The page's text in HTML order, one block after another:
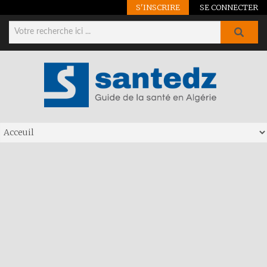
S'INSCRIRE SE CONNECTER